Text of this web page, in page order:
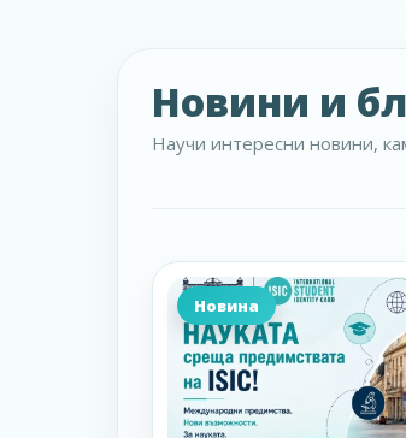
Новини и
Научи интересни новини,
Новина